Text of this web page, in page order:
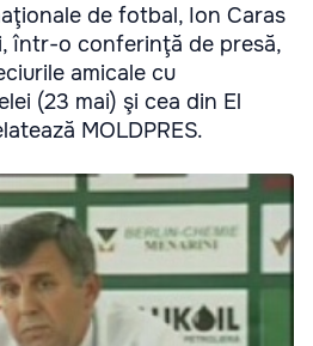
de fotbal, Ion Caras
într-o conferinţă de presă,
amicale cu
(23 mai) şi cea din El
MOLDPRES.